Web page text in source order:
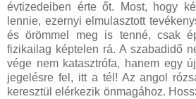
évtizedeiben érte őt. Most, hogy
lennie, ezernyi elmulasztott
és örömmel meg is tenné, csak
fizikailag képtelen rá. A szabadidő
vége nem katasztrófa, hanem egy
jegelésre fel, itt a tél! Az angol
keresztül elérkezik önmagához.